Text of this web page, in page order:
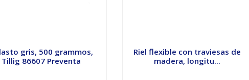
gris, 500 grammos,
Tillig 86607 Preventa
Riel flexible con traviesas de
madera, longitu...